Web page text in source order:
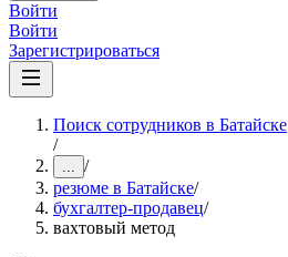
Войти
Войти
Зарегистрироваться
Поиск сотрудников в Батайске
/
... /
резюме в Батайске/
бухгалтер-продавец/
вахтовый метод